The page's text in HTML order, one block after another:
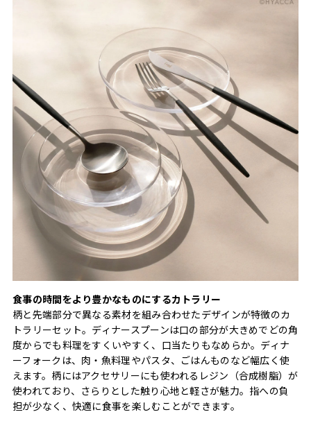
食事の時間をより豊かなものにするカトラリー
柄と先端部分で異なる素材を組み合わせたデザインが特徴のカ
トラリーセット。ディナースプーンは口の部分が大きめでどの角
度からでも料理をすくいやすく、口当たりもなめらか。ディナ
ーフォークは、肉・魚料理やパスタ、ごはんものなど幅広く使
えます。柄にはアクセサリーにも使われるレジン（合成樹脂）が
使われており、さらりとした触り心地と軽さが魅力。指への負
担が少なく、快適に食事を楽しむことができます。